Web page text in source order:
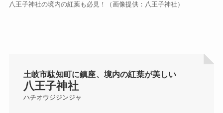
八王子神社の境内の紅葉も必見！（画像提供：八王子神社）
土岐市駄知町に鎮座、境内の紅葉が美しい
八王子神社
ハチオウジジンジャ